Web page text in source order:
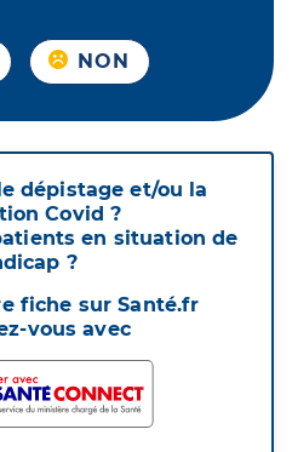
NON
dépistage et/ou la
Covid ?
en situation de
?
fiche sur Santé.fr
vous avec